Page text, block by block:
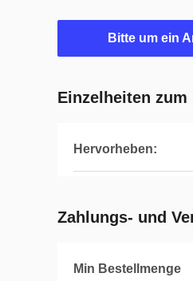
Bitte um ein
Einzelheiten zum
Hervorheben:
Zahlungs- und
Min Bestellmenge